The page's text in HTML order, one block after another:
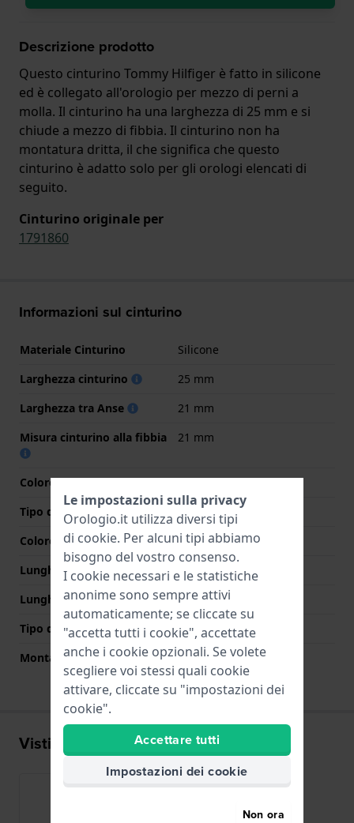
Descrizione prodotto
Questo cinturino Tommy Hilfiger è fatto in silicone
ed è collegato all'orologio per mezzo di perni a
molla. Il cinturino ha una larghezza di 25 mm e si
chiude a mezzo di fibbia. Il cinturino non ha
montatura dritta, il che significa che questo
cinturino è adatto solo per gli orologi elencati di
seguito.
Cinturino originale per
1791860
Informazioni sul cinturino
Materiale Cinturino
Silicone
Larghezza cinturino
25 mm
Larghezza tra Anse
21 mm
Misura cinturino alla fibbia
21 mm
Colore cinturino
Azzurro o blu
Tipo di chiusura
Fibbia
Colore Chiusura
Nero
Lunghezza Parte Superiore
75 mm
Lunghezza Parte Inferiore
120 mm
Tipo di montatura
Perni a molla
Montatura dritta
No
Visti di recente
Le impostazioni sulla privacy
Orologio.it utilizza diversi tipi
di cookie. Per alcuni tipi abbiamo
bisogno del vostro consenso.
I cookie necessari e le statistiche
anonime sono sempre attivi
automaticamente; se cliccate su
"accetta tutti i cookie", accettate
anche i cookie opzionali. Se volete
scegliere voi stessi quali cookie
attivare, cliccate su "impostazioni dei
cookie".
Accettare tutti
Impostazioni dei cookie
Non ora